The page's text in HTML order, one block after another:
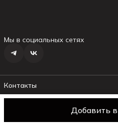
Добавить
Мы в социальных сетях
Контакты
Адрес магазина №1
Доставка